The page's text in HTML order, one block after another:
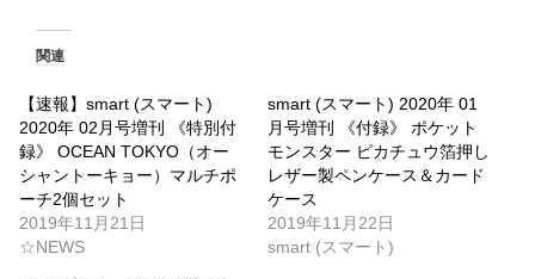
関連
【速報】smart (スマート)
2020年 02月号増刊 《特別付
録》 OCEAN TOKYO（オー
シャントーキョー）マルチポ
ーチ2個セット
2019年11月21日
☆NEWS
smart (スマート) 2020年 01
月号増刊 《付録》 ポケット
モンスター ピカチュウ箔押し
レザー製ペンケース＆カード
ケース
2019年11月22日
smart (スマート)